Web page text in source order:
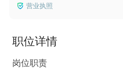
营业执照
职位详情
岗位职责